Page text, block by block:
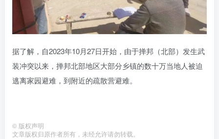
据了解，自2023年10月27日开始，由于掸邦（北部）发生武
装冲突以来，掸邦北部地区大部分乡镇的数十万当地人被迫
逃离家园避难，到附近的疏散营避难。
© 版权声明
文章版权归原作者所有，未经允许请勿转载。